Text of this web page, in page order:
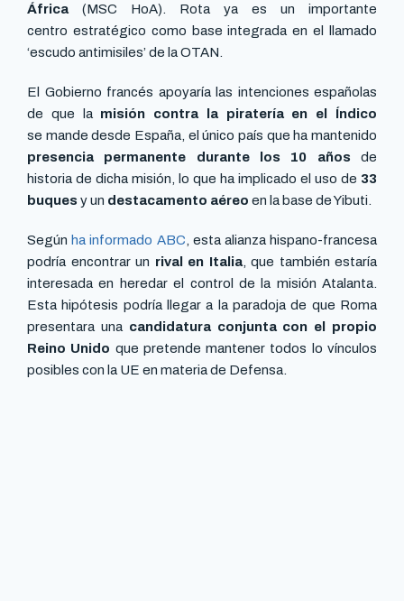
África (MSC HoA). Rota ya es un importante
centro estratégico como base integrada en el llamado
‘escudo antimisiles’ de la OTAN.
El Gobierno francés apoyaría las intenciones españolas
de que la misión contra la piratería en el Índico
se mande desde España, el único país que ha mantenido
presencia permanente durante los 10 años de
historia de dicha misión, lo que ha implicado el uso de 33
buques y un destacamento aéreo en la base de Yibuti.
Según ha informado ABC , esta alianza hispano-francesa
podría encontrar un rival en Italia, que también estaría
interesada en heredar el control de la misión Atalanta.
Esta hipótesis podría llegar a la paradoja de que Roma
presentara una candidatura conjunta con el propio
Reino Unido que pretende mantener todos lo vínculos
posibles con la UE en materia de Defensa.